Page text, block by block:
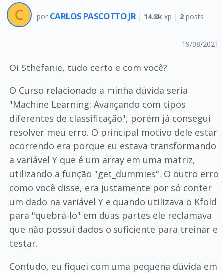
por CARLOS PASCOTTO JR | 14.8k xp | 2posts
19/08/2021
Oi Sthefanie, tudo certo e com você?
O Curso relacionado a minha dúvida seria
"Machine Learning: Avançando com tipos
diferentes de classificação", porém já consegui
resolver meu erro. O principal motivo dele estar
ocorrendo era porque eu estava transformando
a variável Y que é um array em uma matriz,
utilizando a função "get_dummies". O outro erro
como você disse, era justamente por só conter
um dado na variável Y e quando utilizava o Kfold
para "quebrá-lo" em duas partes ele reclamava
que não possuí dados o suficiente para treinar e
testar.
Contudo, eu fiquei com uma pequena dúvida em